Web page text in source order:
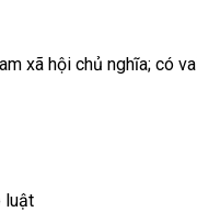
xã hội chủ nghĩa; có
luật